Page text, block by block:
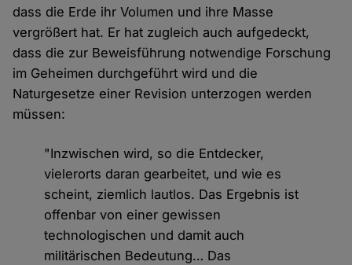
dass die Erde ihr Volumen und ihre Masse
vergrößert hat. Er hat zugleich auch aufgedeckt,
dass die zur Beweisführung notwendige Forschung
im Geheimen durchgeführt wird und die
Naturgesetze einer Revision unterzogen werden
müssen:
"Inzwischen wird, so die Entdecker,
vielerorts daran gearbeitet, und wie es
scheint, ziemlich lautlos. Das Ergebnis ist
offenbar von einer gewissen
technologischen und damit auch
militärischen Bedeutung… Das